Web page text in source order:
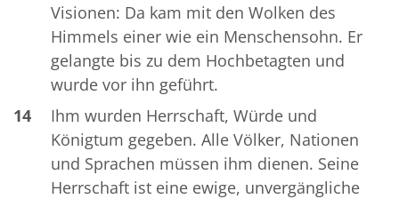
Visionen: Da kam mit den Wolken des
Himmels einer wie ein Menschensohn. Er
gelangte bis zu dem Hochbetagten und
wurde vor ihn geführt.
14
Ihm wurden Herrschaft, Würde und
Königtum gegeben. Alle Völker, Nationen
und Sprachen müssen ihm dienen. Seine
Herrschaft ist eine ewige, unvergängliche